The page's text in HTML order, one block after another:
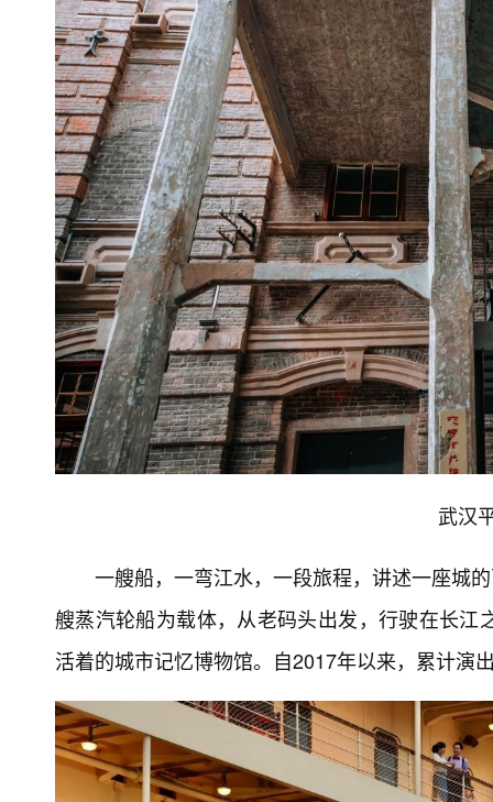
武汉
一艘船，一弯江水，一段旅程，讲述一座城
艘蒸汽轮船为载体，从老码头出发，行驶在长
活着的城市记忆博物馆。自2017年以来，累计演